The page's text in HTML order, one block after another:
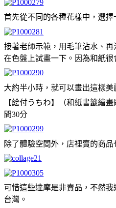
首先從不同的各種花樣中，選擇
接著老師示範，用毛筆沾水、
在色盤上試畫一下。因為和紙很
大約半小時，就可以畫出這樣美
【絵付うちわ】（和紙書籤繪
間30分
除了體驗空間外，店裡賣的商品
可惜這些達摩是非賣品，不然
台灣。